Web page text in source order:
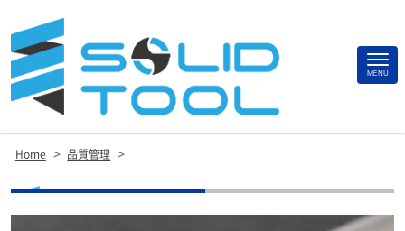
MENU
Home > 品質管理 >
Site
Footer